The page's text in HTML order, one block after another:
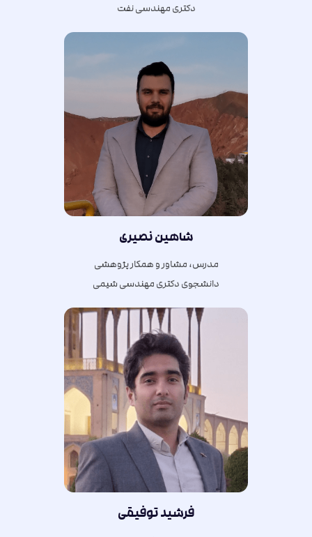
دکتری مهندسی نفت
شاهین نصیری
مدرس، مشاور و همکار پژوهشی
دانشجوی دکتری مهندسی شیمی
فرشید توفیقی